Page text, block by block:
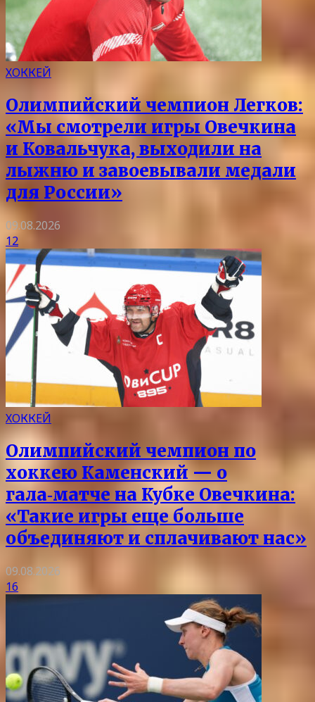
ХОККЕЙ
Олимпийский чемпион Легков:
«Мы смотрели игры Овечкина
и Ковальчука, выходили на
лыжню и завоевывали медали
для России»
09.08.2026
12
ХОККЕЙ
Олимпийский чемпион по
хоккею Каменский — о
гала‑матче на Кубке Овечкина:
«Такие игры еще больше
объединяют и сплачивают нас»
09.08.2026
16